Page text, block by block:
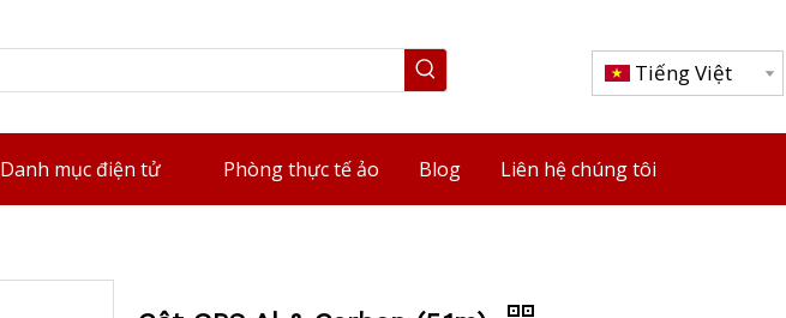
Tiếng Việt
Danh mục điện tử Phòng thực tế ảo Blog Liên hệ chúng tôi